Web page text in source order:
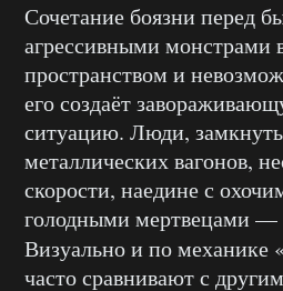
Сочетание боязни перед
агрессивными монстрами
пространством и
его создаёт
ситуацию. Люди,
металлических вагонов,
скорости, наедине с
голодными мертвецами —
Визуально и по механике
часто сравнивают с